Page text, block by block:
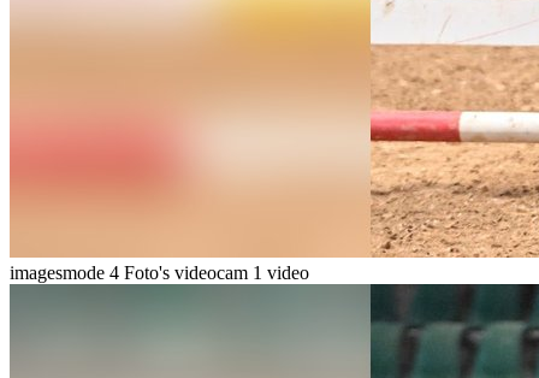
imagesmode 4 Foto's videocam 1 video